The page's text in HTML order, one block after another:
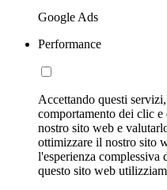
Google Ads
Performance
Accettando questi
comportamento dei clic
nostro sito web e
ottimizzare il nostro sito
l'esperienza complessiva
questo sito web